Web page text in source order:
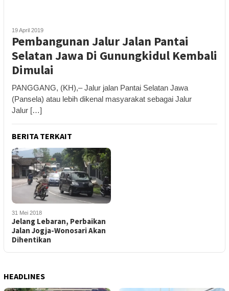
19 April 2019
Pembangunan Jalur Jalan Pantai
Selatan Jawa Di Gunungkidul Kembali
Dimulai
PANGGANG, (KH),– Jalur jalan Pantai Selatan Jawa
(Pansela) atau lebih dikenal masyarakat sebagai Jalur
Jalur […]
BERITA TERKAIT
31 Mei 2018
Jelang Lebaran, Perbaikan
Jalan Jogja-Wonosari Akan
Dihentikan
HEADLINES